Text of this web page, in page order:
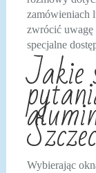
zamówieniach
zwrócić uwagę
specjalne
Jakie
Wybierając